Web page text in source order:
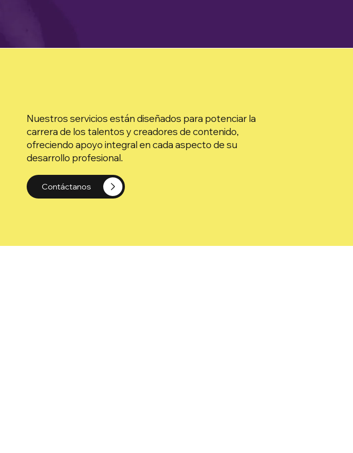
Nuestros servicios están diseñados para potenciar la
carrera de los talentos y creadores de contenido,
ofreciendo apoyo integral en cada aspecto de su
desarrollo profesional.
Contáctanos